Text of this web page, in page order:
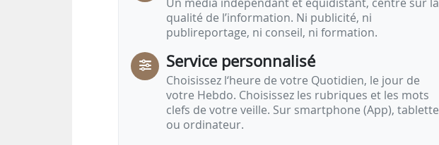
qualité de l’information. Ni publicité, ni
publireportage, ni conseil, ni formation.
Service personnalisé
Choisissez l‘heure de votre Quotidien, le jour de
votre Hebdo. Choisissez les rubriques et les mots
clefs de votre veille. Sur smartphone (App), tablette
ou ordinateur.